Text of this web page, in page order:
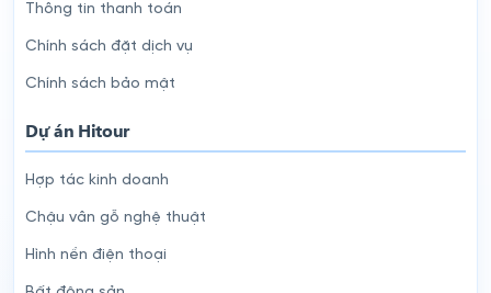
Thông tin thanh toán
Chính sách đặt dịch vụ
Chính sách bảo mật
Dự án Hitour
Hợp tác kinh doanh
Chậu vân gỗ nghệ thuật
Hình nền điện thoại